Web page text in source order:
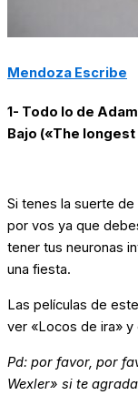
Mendoza Escribe
1- Todo lo de
Bajo («The
Si tenes la suerte
por vos ya que
tener tus neuronas
una fiesta.
Las películas de
ver «Locos de ira» y
Pd: por favor, por
Wexler» si te